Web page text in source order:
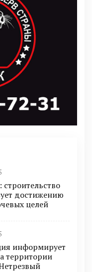
достижению
целей
информирует
территории